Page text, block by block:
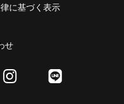
に基づく表示
せ